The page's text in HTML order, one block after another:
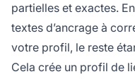
partielles et exactes.
textes d’ancrage à
votre profil, le reste
Cela crée un profil de